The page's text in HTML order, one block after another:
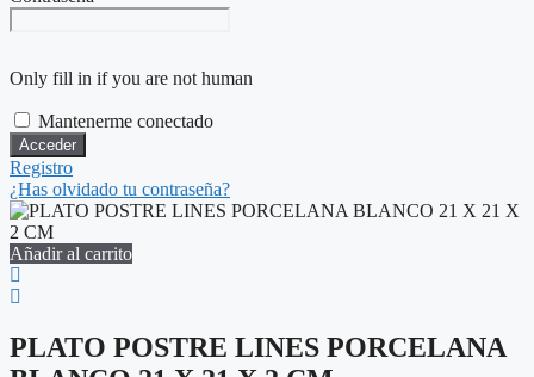
Only fill in if you are not human
Mantenerme conectado
Registro
¿Has olvidado tu contraseña?
Añadir al carrito
PLATO POSTRE LINES PORCELANA